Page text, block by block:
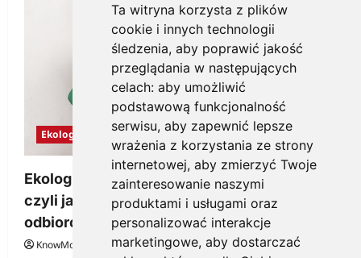
Ta witryna korzysta z plików
cookie i innych technologii
śledzenia, aby poprawić jakość
przeglądania w następujących
celach: aby umożliwić
podstawową funkcjonalność
serwisu, aby zapewnić lepsze
wrażenia z korzystania ze strony
internetowej, aby zmierzyć Twoje
zainteresowanie naszymi
produktami i usługami oraz
personalizować interakcje
marketingowe, aby dostarczać
Ekologia
Ekologiczne gadżety reklamowe dla firmy,
czyli jak wzbudzić zainteresowanie
odbiorców
KnowMore.pl 28 grudnia, 2025 0